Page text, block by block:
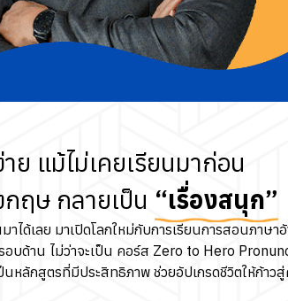
าย แม้ไม่เคยเรียนมาก่อน
ฤษ กลายเป็น “เรื่องสนุก”
ได้เลย มาเปิดโลกใหม่กับการเรียนการสอนภาษา
บด้าน ไม่ว่าจะเป็น คอร์ส Zero to Hero
ลักสูตรที่มีประสิทธิภาพ ช่วยอัปเกรดชีวิตให้ก้าวสู่